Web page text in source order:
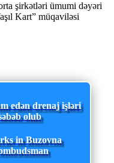
şirkətləri ümumi dəyəri
Kart” müqaviləsi
edən drenaj işləri
olub
in Buzovna